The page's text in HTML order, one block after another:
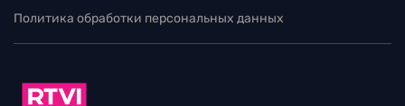
Политика обработки персональных данных